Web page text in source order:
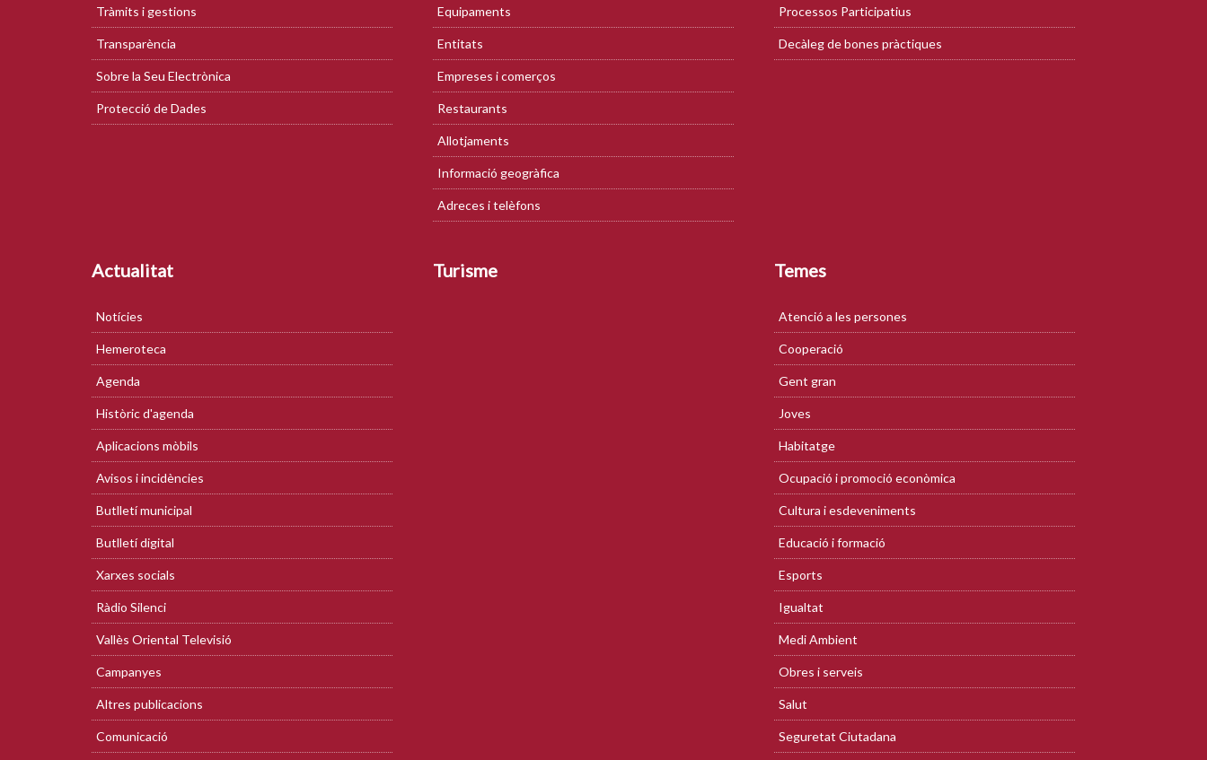
Tràmits i gestions
Transparència
Sobre la Seu Electrònica
Protecció de Dades
Equipaments
Entitats
Empreses i comerços
Restaurants
Allotjaments
Informació geogràfica
Adreces i telèfons
Processos Participatius
Decàleg de bones pràctiques
Actualitat
Notícies
Hemeroteca
Agenda
Històric d'agenda
Aplicacions mòbils
Avisos i incidències
Butlletí municipal
Butlletí digital
Xarxes socials
Ràdio Silenci
Vallès Oriental Televisió
Campanyes
Altres publicacions
Comunicació
Turisme Temes
Atenció a les persones
Cooperació
Gent gran
Joves
Habitatge
Ocupació i promoció econòmica
Cultura i esdeveniments
Educació i formació
Esports
Igualtat
Medi Ambient
Obres i serveis
Salut
Seguretat Ciutadana